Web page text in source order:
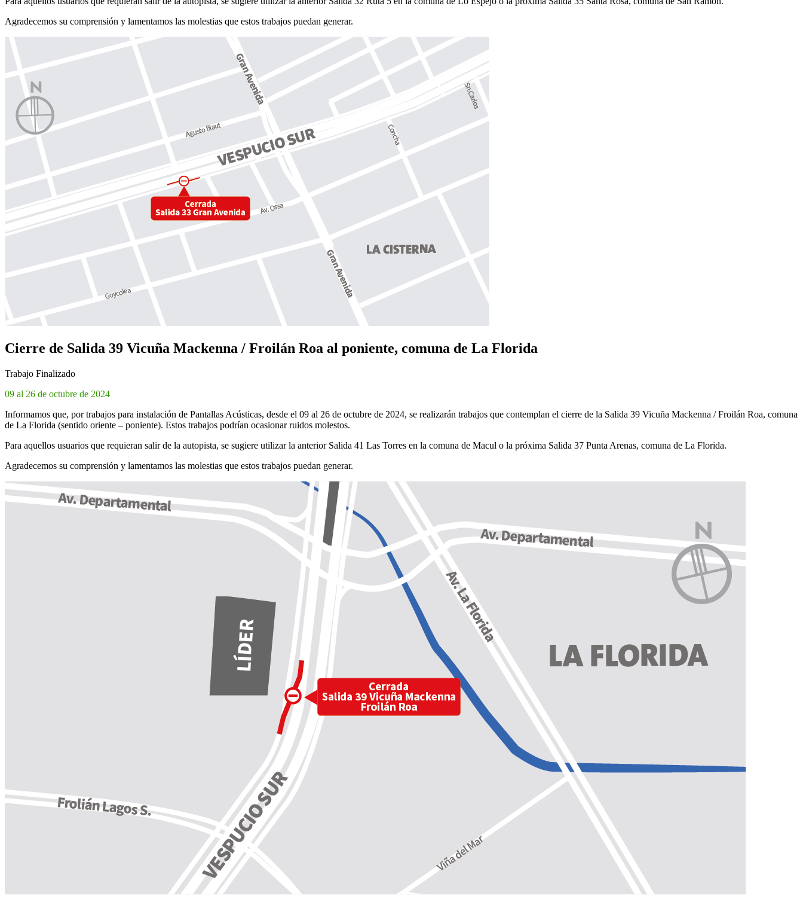
Agradecemos su comprensión y lamentamos las molestias que estos trabajos puedan generar.
Cierre de Salida 39 Vicuña Mackenna / Froilán Roa al poniente, comuna de La Florida
Trabajo Finalizado
09 al 26 de octubre de 2024
Informamos que, por trabajos para instalación de Pantallas Acústicas, desde el 09 al 26 de octubre de 2024, se realizarán trabajos que contemplan el cierre de la Salida 39 Vicuña Mackenna / Froilán Roa, comuna
de La Florida (sentido oriente – poniente). Estos trabajos podrían ocasionar ruidos molestos.
Para aquellos usuarios que requieran salir de la autopista, se sugiere utilizar la anterior Salida 41 Las Torres en la comuna de Macul o la próxima Salida 37 Punta Arenas, comuna de La Florida.
Agradecemos su comprensión y lamentamos las molestias que estos trabajos puedan generar.